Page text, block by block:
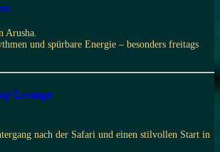
Arusha.
und spürbare Energie – besonders freitags
Lounge
nach der Safari und einen stilvollen Start in